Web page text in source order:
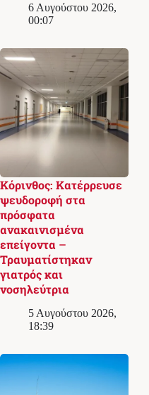
6 Αυγούστου 2026,
00:07
Κόρινθος: Κατέρρευσε
ψευδοροφή στα
πρόσφατα
ανακαινισμένα
επείγοντα –
Τραυματίστηκαν
γιατρός και
νοσηλεύτρια
5 Αυγούστου 2026,
18:39